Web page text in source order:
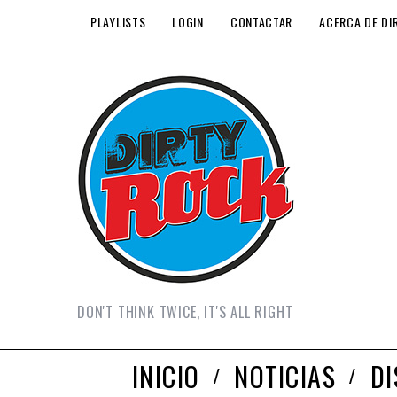
PLAYLISTS LOGIN CONTACTAR ACERCA DE
DON'T THINK TWICE, IT'S ALL RIGHT
INICIO NOTICIAS